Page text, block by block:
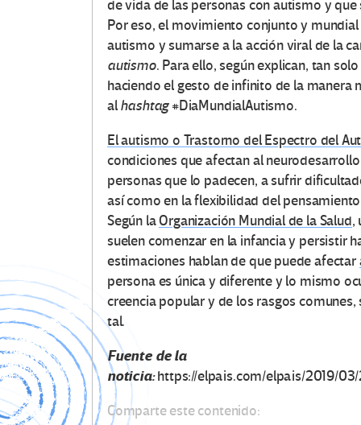
de vida de las personas con autismo y
Por eso, el movimiento conjunto y
autismo y sumarse a la acción viral de la
autismo. Para ello, según explican, tan
haciendo el gesto de infinito de la manera
alhashtag#DiaMundialAutismo.
El autismo o Trastorno del Espectro del
condiciones que afectan al
personas que lo padecen, a sufrir
así como en la flexibilidad del
Según laOrganización Mundial de la Salud,
suelen comenzar en la infancia y persistir
estimaciones hablan de que puede afectar
persona es única y diferente y lo mismo
creencia popular y de los rasgos
tal.
Fuente de la
noticia:https://elpais.com/elpais/2019/
Comparte este contenido: